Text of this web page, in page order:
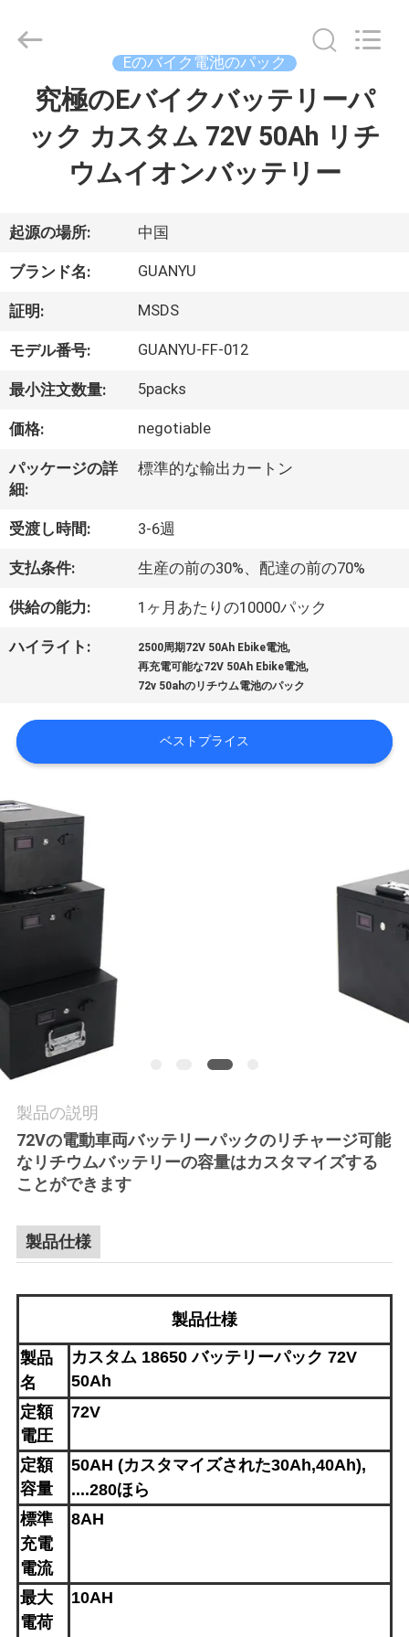
私
達
に
つ
て
旅
行
質
管
理
私
達
に
絡
な
さ
い
用
を
求
し
な
さ
い
地
図
Shenzhen
guanyu
Reserved.
Developed
Eのバイク電池のパック
究極のEバイクバッテリーパ
ック カスタム 72V 50Ah リチ
ウムイオンバッテリー
起源の場所: 中国
ブランド名: GUANYU
証明: MSDS
モデル番号: GUANYU-FF-012
最小注文数量: 5packs
価格: negotiable
パッケージの詳
細:
標準的な輸出カートン
受渡し時間: 3-6週
支払条件: 生産の前の30%、配達の前の70%
供給の能力: 1ヶ月あたりの10000パック
ハイライト: 2500周期72V 50Ah Ebike電池,
再充電可能な72V 50Ah Ebike電池,
72v 50ahのリチウム電池のパック
ベストプライス
製品の説明
72Vの電動車両バッテリーパックのリチャージ可能
なリチウムバッテリーの容量はカスタマイズする
ことができます
製品仕様
製品仕様
製品
名
カスタム 18650 バッテリーパック 72V
50Ah
定額
電圧
72V
定額
容量
50AH (カスタマイズされた30Ah,40Ah),
....280ほら
標準
充電
電流
8AH
最大
電荷
10AH